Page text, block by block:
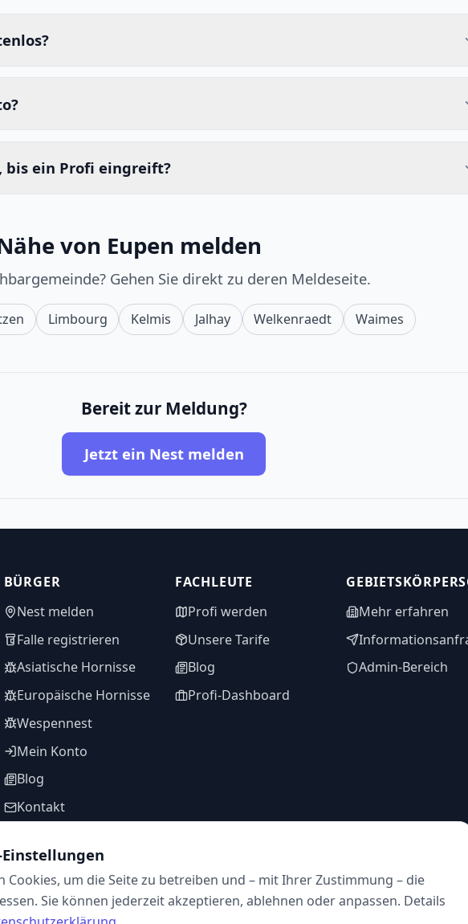
bis ein Profi eingreift?
von Eupen melden
Gehen Sie direkt zu deren Meldeseite.
Limbourg Kelmis Jalhay Welkenraedt Waimes
Bereit zur Meldung?
Jetzt ein Nest melden
BÜRGER
Nest melden
Falle registrieren
Asiatische Hornisse
Europäische Hornisse
Wespennest
Mein Konto
Blog
Kontakt
FACHLEUTE
Profi werden
Unsere Tarife
Blog
Profi-Dashboard
Mehr erfahren
Admin-Bereich
FOLGEN SIE UNS
Cookies, um die Seite zu betreiben und – mit Ihrer Zustimmung – die
Sie können jederzeit akzeptieren, ablehnen oder anpassen. Details